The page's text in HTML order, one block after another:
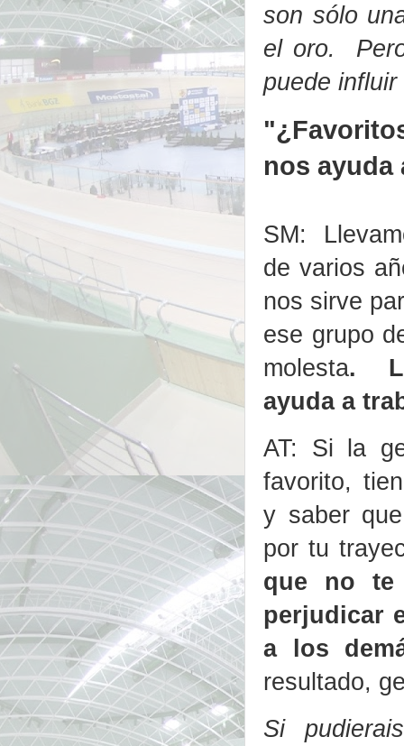
son sólo
el oro.
puede influir
nos ayuda
SM:
de varios
nos sirve
ese grupo
molesta.
ayuda a
AT: Si la
favorito,
y saber
por tu
que no te
perjudicar
a los
resultado,
Si